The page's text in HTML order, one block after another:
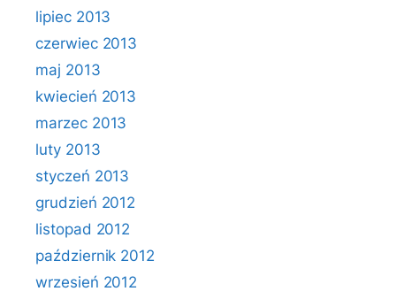
lipiec 2013
czerwiec 2013
maj 2013
kwiecień 2013
marzec 2013
luty 2013
styczeń 2013
grudzień 2012
listopad 2012
październik 2012
wrzesień 2012